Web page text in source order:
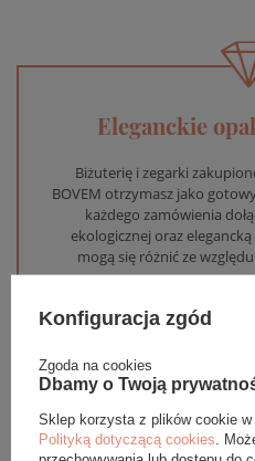
Eleganckie
Biżuterię i zegarki
BOVEM otrzymasz jako
każdego zamówienia
ekologicznej oraz
mogą się różnić ze
Konfiguracja zgód
Zgoda na cookies
Dbamy o Twoją
Sklep korzysta z plików cookie w
Polityką dotyczącą cookies .